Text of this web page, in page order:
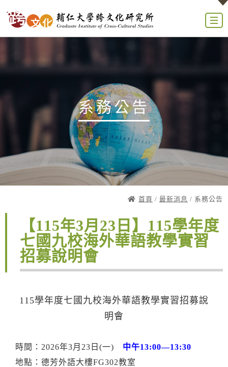
系務公告
首頁 / 最新消息 / 系務公告
【115年3月23日】115學年度
七國九校海外華語教學實習
招募說明會
115學年度七國九校海外華語教學實習招募說
明會
時間：2026年3月23日(一) 中午13:00—13:30
地點：德芳外語大樓FG302教室